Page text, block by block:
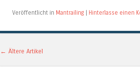
Veröffentlicht in Mantrailing Hinterlasse einen
Artikel-Navigation
← Ältere Artikel